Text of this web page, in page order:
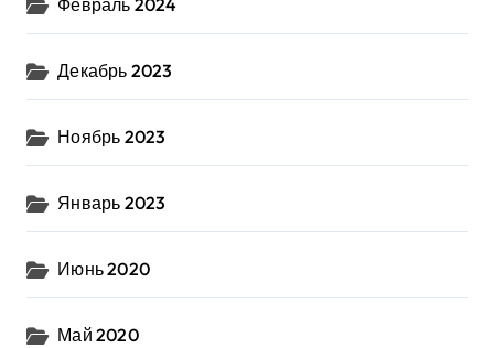
Февраль 2024
Декабрь 2023
Ноябрь 2023
Январь 2023
Июнь 2020
Май 2020